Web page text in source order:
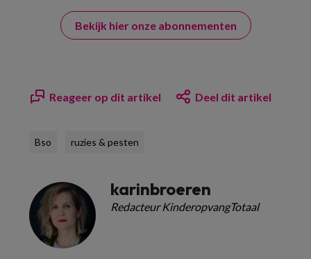
Bekijk hier onze abonnementen
Reageer op dit artikel Deel dit artikel
Bso ruzies & pesten
karinbroeren
Redacteur KinderopvangTotaal